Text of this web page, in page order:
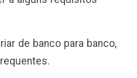
de banco para banco,